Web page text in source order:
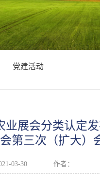
党建活动
业展会分类认定
第三次（扩大）
03-30 作者：